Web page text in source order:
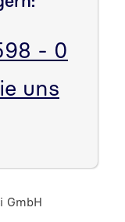
- 0
uns
GmbH